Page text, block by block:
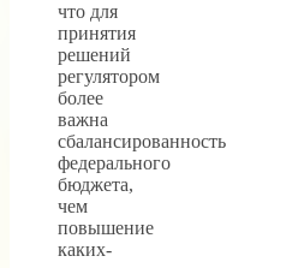
что для
принятия
решений
регулятором
более
важна
сбалансированность
федерального
бюджета,
чем
повышение
каких-